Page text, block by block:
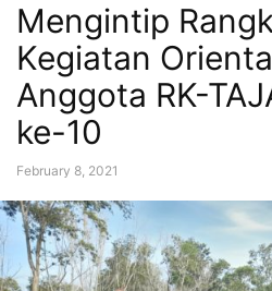
Mengintip
Kegiatan
Anggota RK-
ke-10
February 8, 2021